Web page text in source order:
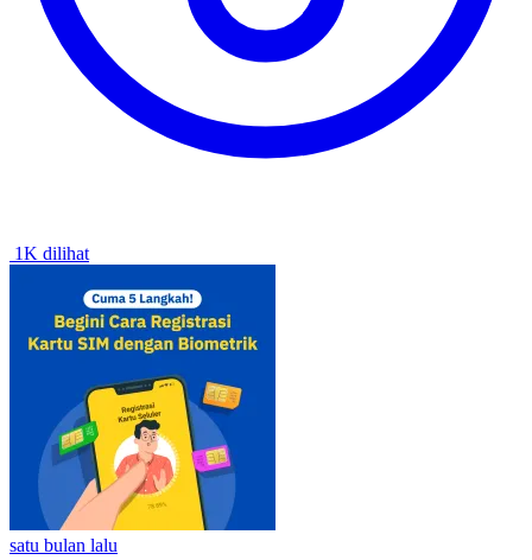
1K dilihat
satu bulan lalu